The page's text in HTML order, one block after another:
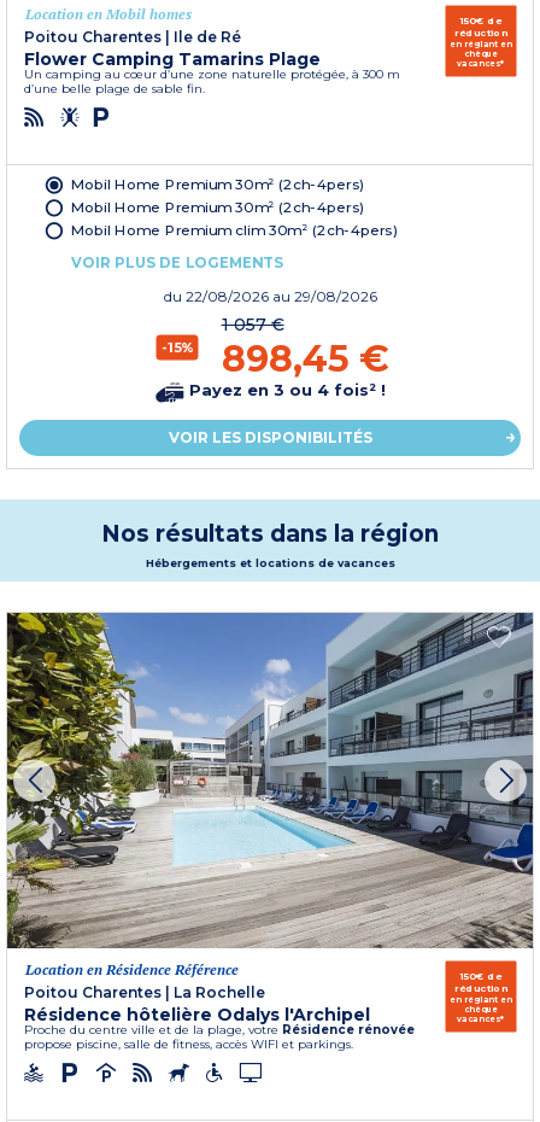
Location en Mobil homes
Poitou Charentes
Ile de Ré
Flower Camping Tamarins Plage
Un camping au cœur d’une zone naturelle protégée, à 300 m
d’une belle plage de sable fin.
150€ de
réduction
en réglant en
chèque
vacances*
Mobil Home Premium 30m² (2ch-4pers)
Mobil Home Premium 30m² (2ch-4pers)
Mobil Home Premium clim 30m² (2ch-4pers)
VOIR PLUS DE LOGEMENTS
du 22/08/2026 au 29/08/2026
-15%
1 057 €
898,45 €
Payez en 3 ou 4 fois² !
VOIR LES DISPONIBILITÉS
Nos résultats dans la région
Hébergements et locations de vacances
Location en Résidence Référence
Poitou Charentes
La Rochelle
Résidence hôtelière Odalys l'Archipel
Proche du centre ville et de la plage, votre Résidence rénovée
propose piscine, salle de fitness, accès WIFI et parkings.
150€ de
réduction
en réglant en
chèque
vacances*